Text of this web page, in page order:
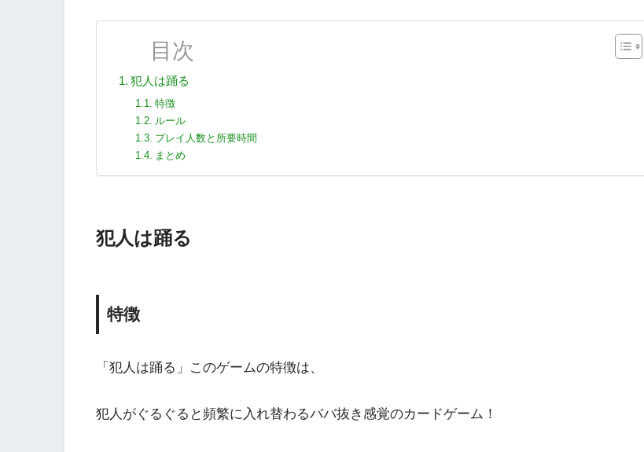
目次
犯人は踊る
特徴
ルール
プレイ人数と所要時間
まとめ
犯人は踊る
特徴
「犯人は踊る」このゲームの特徴は、
犯人がぐるぐると頻繁に入れ替わるババ抜き感覚のカードゲーム！